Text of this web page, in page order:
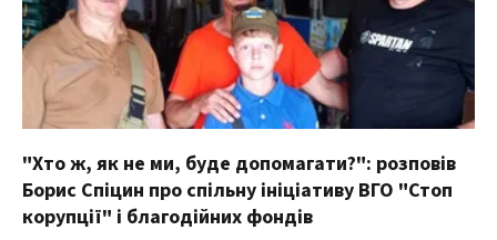
"Хто ж, як не ми, буде допомагати?": розповів
Борис Спіцин про спільну ініціативу ВГО "Стоп
корупції" і благодійних фондів